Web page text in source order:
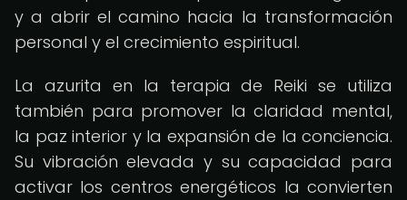
y a abrir el camino hacia la transformación
personal y el crecimiento espiritual.
La azurita en la terapia de Reiki se utiliza
también para promover la claridad mental,
la paz interior y la expansión de la conciencia.
Su vibración elevada y su capacidad para
activar los centros energéticos la convierten